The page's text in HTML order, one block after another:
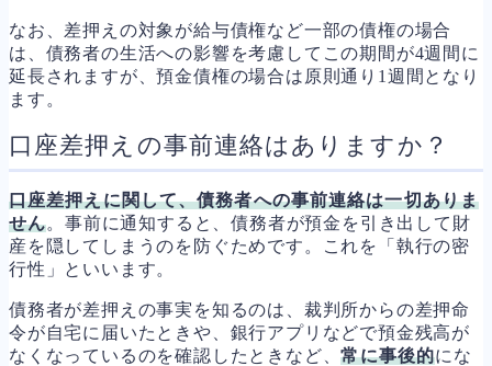
なお、差押えの対象が給与債権など一部の債権の場合
は、債務者の生活への影響を考慮してこの期間が4週間に
延長されますが、預金債権の場合は原則通り1週間となり
ます。
口座差押えの事前連絡はありますか？
口座差押えに関して、債務者への事前連絡は一切ありま
せん。事前に通知すると、債務者が預金を引き出して財
産を隠してしまうのを防ぐためです。これを「執行の密
行性」といいます。
債務者が差押えの事実を知るのは、裁判所からの差押命
令が自宅に届いたときや、銀行アプリなどで預金残高が
なくなっているのを確認したときなど、常に事後的にな